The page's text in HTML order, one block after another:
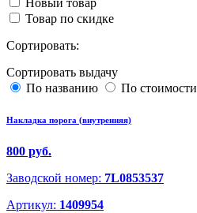
Новый товар
Товар по скидке
Сортировать:
Сортировать выдачу
По названию
По стоимости
Накладка порога (внутренняя)
800 руб.
Заводской номер: 7L0853537
Артикул: 1409954